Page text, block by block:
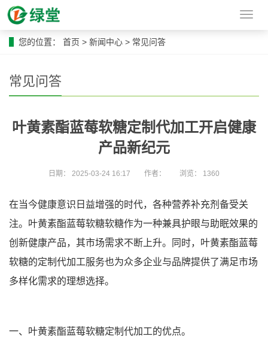
导
您的位置： 首页 > 新闻中心 > 常见问答
常见问答
叶黄素酯蓝莓软糖定制代加工开启健康
产品新纪元
日期： 2025-03-24 16:17 作者： 浏览： 1360
在当今健康意识日益增强的时代，各种营养补充剂备受关
注。叶黄素酯蓝莓软糖软糖作为一种兼具护眼与助眠效果的
创新健康产品，其市场需求不断上升。同时，叶黄素酯蓝莓
软糖的定制代加工服务也为众多企业与品牌提供了满足市场
多样化需求的理想选择。
一、叶黄素酯蓝莓软糖定制代加工的优点。